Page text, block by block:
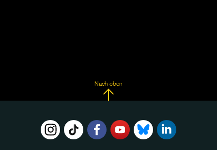
Nach oben